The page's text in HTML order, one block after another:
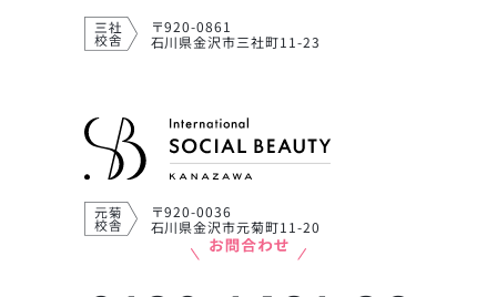
〒920-0861
石川県金沢市三社町11-23
〒920-0036
石川県金沢市元菊町11-20